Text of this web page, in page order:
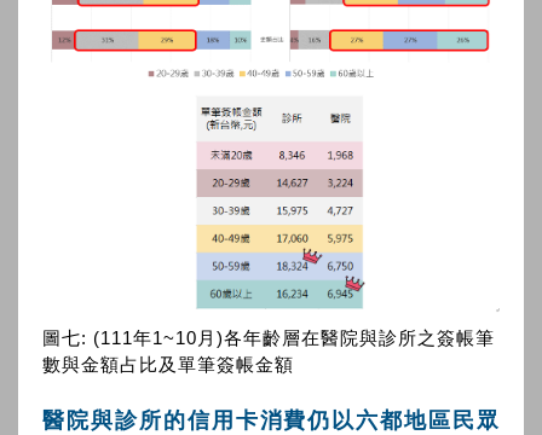
圖七: (111年1~10月)各年齡層在醫院與診所之簽帳筆
數與金額占比及單筆簽帳金額
醫院與診所的信用卡消費仍以六都地區民眾